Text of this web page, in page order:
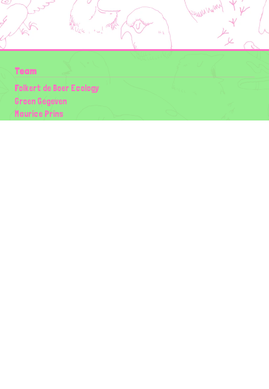
Team
Folkert de Boer Ecology
Groen Gegeven
Maurice Prins